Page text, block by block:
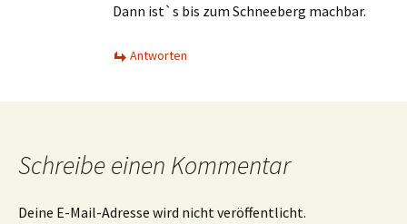
Dann ist`s bis zum Schneeberg machbar.
Antworten
Schreibe einen Kommentar
Deine E-Mail-Adresse wird nicht veröffentlicht.